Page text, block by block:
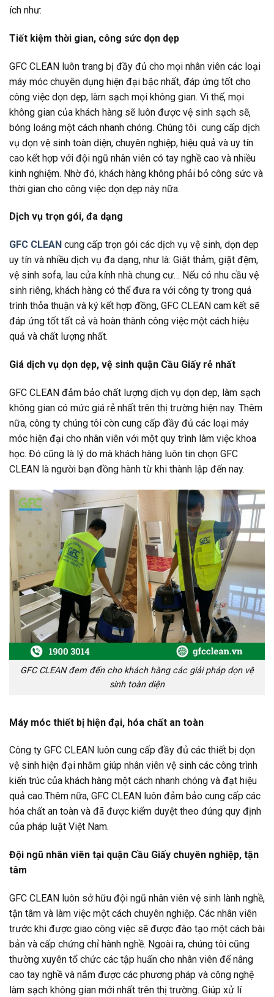
ích như:
Tiết kiệm thời gian, công sức dọn dẹp
GFC CLEAN luôn trang bị đầy đủ cho mọi nhân viên các loại
máy móc chuyên dụng hiện đại bậc nhất, đáp ứng tốt cho
công việc dọn dẹp, làm sạch mọi không gian. Vì thế, mọi
không gian của khách hàng sẽ luôn được vệ sinh sạch sẽ,
bóng loáng một cách nhanh chóng. Chúng tôi cung cấp dịch
vụ dọn vệ sinh toàn diện, chuyên nghiệp, hiệu quả và uy tín
cao kết hợp với đội ngũ nhân viên có tay nghề cao và nhiều
kinh nghiệm. Nhờ đó, khách hàng không phải bỏ công sức và
thời gian cho công việc dọn dẹp này nữa.
Dịch vụ trọn gói, đa dạng
GFC CLEAN cung cấp trọn gói các dịch vụ vệ sinh, dọn dẹp
uy tín và nhiều dịch vụ đa dạng, như là: Giặt thảm, giặt đệm,
vệ sinh sofa, lau cửa kính nhà chung cư… Nếu có nhu cầu vệ
sinh riêng, khách hàng có thể đưa ra với công ty trong quá
trình thỏa thuận và ký kết hợp đồng, GFC CLEAN cam kết sẽ
đáp ứng tốt tất cả và hoàn thành công việc một cách hiệu
quả và chất lượng nhất.
Giá dịch vụ dọn dẹp, vệ sinh quận Cầu Giấy rẻ nhất
GFC CLEAN đảm bảo chất lượng dịch vụ dọn dẹp, làm sạch
không gian có mức giá rẻ nhất trên thị trường hiện nay. Thêm
nữa, công ty chúng tôi còn cung cấp đầy đủ các loại máy
móc hiện đại cho nhân viên với một quy trình làm việc khoa
học. Đó cũng là lý do mà khách hàng luôn tin chọn GFC
CLEAN là người bạn đồng hành từ khi thành lập đến nay.
GFC CLEAN đem đến cho khách hàng các giải pháp dọn vệ
sinh toàn diện
Máy móc thiết bị hiện đại, hóa chất an toàn
Công ty GFC CLEAN luôn cung cấp đầy đủ các thiết bị dọn
vệ sinh hiện đại nhằm giúp nhân viên vệ sinh các công trình
kiến trúc của khách hàng một cách nhanh chóng và đạt hiệu
quả cao.Thêm nữa, GFC CLEAN luôn đảm bảo cung cấp các
hóa chất an toàn và đã được kiểm duyệt theo đúng quy định
của pháp luật Việt Nam.
Đội ngũ nhân viên tại quận Cầu Giấy chuyên nghiệp, tận
tâm
GFC CLEAN luôn sở hữu đội ngũ nhân viên vệ sinh lành nghề,
tận tâm và làm việc một cách chuyên nghiệp. Các nhân viên
trước khi được giao công việc sẽ được đào tạo một cách bài
bản và cấp chứng chỉ hành nghề. Ngoài ra, chúng tôi cũng
thường xuyên tổ chức các tập huấn cho nhân viên để nâng
cao tay nghề và nắm được các phương pháp và công nghệ
làm sạch không gian mới nhất trên thị trường. Giúp xử lí